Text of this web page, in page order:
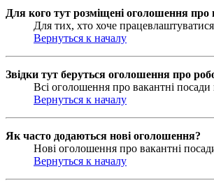
Для кого тут розміщені оголошення про
Для тих, хто хоче
Вернуться к началу
Звідки тут беруться оголошення про
Всі оголошення про вакантні посади
Вернуться к началу
Як часто додаються нові оголошення?
Нові оголошення про вакантні
Вернуться к началу